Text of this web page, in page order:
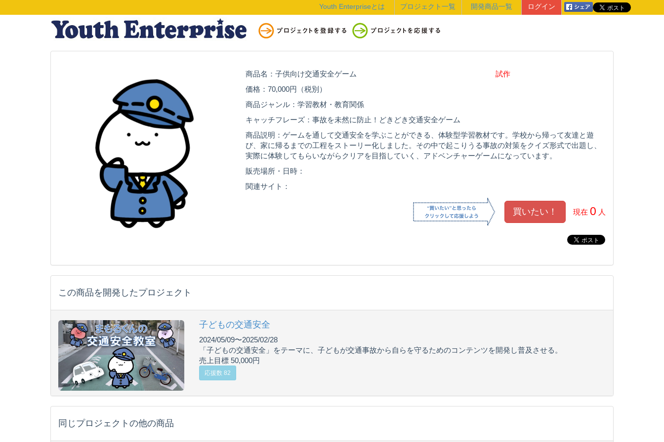
ログイン
開発商品一覧
プロジェクト一覧
Youth Enterpriseとは
商品名：子供向け交通安全ゲーム
試作
価格：70,000円（税別）
商品ジャンル：学習教材・教育関係
キャッチフレーズ：事故を未然に防止！どきどき交通安全ゲーム
商品説明：ゲームを通して交通安全を学ぶことができる、体験型学習教材です。学校から帰って友達と遊
び、家に帰るまでの工程をストーリー化しました。その中で起こりうる事故の対策をクイズ形式で出題し、
実際に体験してもらいながらクリアを目指していく、アドベンチャーゲームになっています。
販売場所・日時：
関連サイト：
現在 0 人
この商品を開発したプロジェクト
子どもの交通安全
2024/05/09〜2025/02/28
「子どもの交通安全」をテーマに、子どもが交通事故から自らを守るためのコンテンツを開発し普及させる。
売上目標 50,000円
応援数 82
同じプロジェクトの他の商品